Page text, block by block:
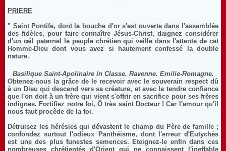
PRIERE
" Saint Pontife, dont la bouche d'or s'est ouverte dans l'assemblée
des fidèles, pour faire connaître Jésus-Christ, daignez considérer
d'un œil paternel le peuple chrétien qui veille dans l'attente de cet
Homme-Dieu dont vous avez si hautement confessé la double
nature.
Basilique Saint-Apolinaire in Classe. Ravenne. Emilie-Romagne.
Obtenez-nous la grâce de le recevoir avec le souverain respect dû
à un Dieu qui descend vers sa créature, et avec la tendre confiance
que l'on doit à un frère qui vient s'offrir en sacrifice pour ses frères
indignes. Fortifiez notre foi, Ô très saint Docteur ! Car l'amour qu'il
nous faut procède de la foi.
Détruisez les hérésies qui dévastent le champ du Père de famille ;
confondez surtout l'odieux Panthéisme, dont l'erreur d'Eutychès
est une des plus funestes semences. Eteignez-le enfin dans ces
nombreuses chrétientés d'Orient qui ne connaissent l'ineffable